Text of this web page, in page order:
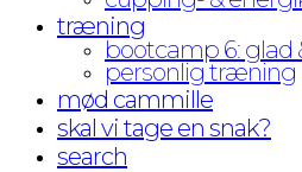
træning
bootcamp 6:
personlig træning
mød cammille
skal vi tage en snak?
search